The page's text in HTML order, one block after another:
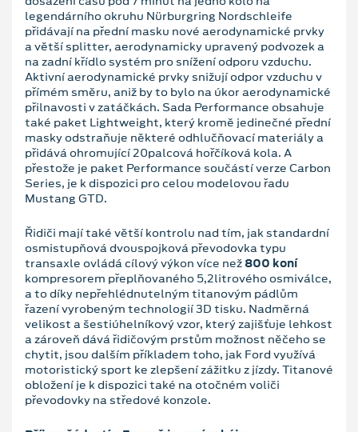
legendárního okruhu Nürburgring Nordschleife
přidávají na přední masku nové aerodynamické prvky
a větší splitter, aerodynamicky upravený podvozek a
na zadní křídlo systém pro snížení odporu vzduchu.
Aktivní aerodynamické prvky snižují odpor vzduchu v
přímém směru, aniž by to bylo na úkor aerodynamické
přilnavosti v zatáčkách. Sada Performance obsahuje
také paket Lightweight, který kromě jedinečné přední
masky odstraňuje některé odhlučňovací materiály a
přidává ohromující 20palcová hořčíková kola. A
přestože je paket Performance součástí verze Carbon
Series, je k dispozici pro celou modelovou řadu
Mustang GTD.
Řidiči mají také větší kontrolu nad tím, jak standardní
osmistupňová dvouspojková převodovka typu
transaxle ovládá cílový výkon více než 800 koní
kompresorem přeplňovaného 5,2litrového osmiválce,
a to díky nepřehlédnutelným titanovým pádlům
řazení vyrobeným technologií 3D tisku. Nadměrná
velikost a šestiúhelníkový vzor, který zajišťuje lehkost
a zároveň dává řidičovým prstům možnost něčeho se
chytit, jsou dalším příkladem toho, jak Ford využívá
motoristický sport ke zlepšení zážitku z jízdy. Titanové
obložení je k dispozici také na otočném voliči
převodovky na středové konzole.